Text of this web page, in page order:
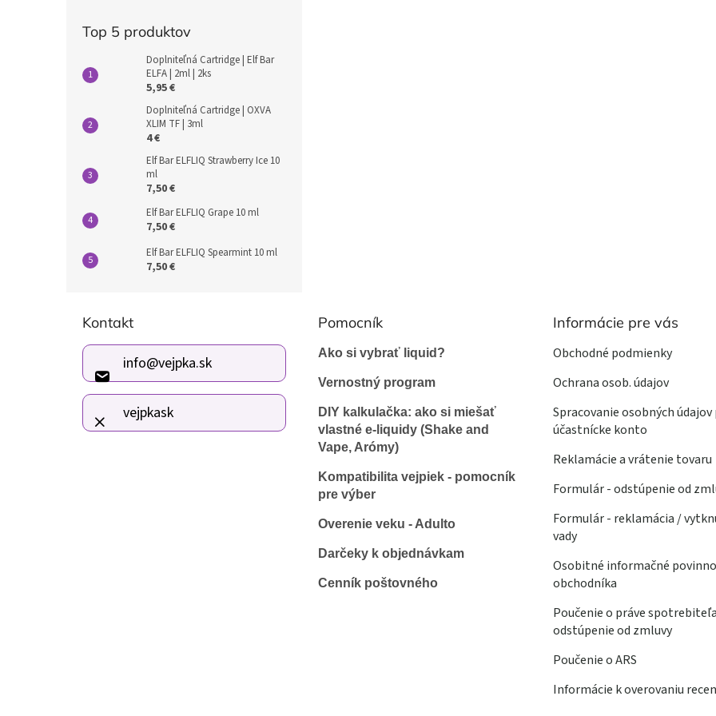
Top 5 produktov
Doplniteľná Cartridge | Elf Bar
ELFA | 2ml | 2ks
5,95 €
Doplniteľná Cartridge | OXVA
XLIM TF | 3ml
4 €
Elf Bar ELFLIQ Strawberry Ice 10
ml
7,50 €
Elf Bar ELFLIQ Grape 10 ml
7,50 €
Elf Bar ELFLIQ Spearmint 10 ml
7,50 €
Kontakt
info@vejpka.sk
vejpkask
Pomocník
Ako si vybrať liquid?
Vernostný program
DIY kalkulačka: ako si miešať
vlastné e-liquidy (Shake and
Vape, Arómy)
Kompatibilita vejpiek - pomocník
pre výber
Overenie veku - Adulto
Darčeky k objednávkam
Cenník poštovného
Informácie pre vás
Obchodné podmienky
Ochrana osob. údajov
Spracovanie osobných údajov
účastnícke konto
Reklamácie a vrátenie tovaru
Formulár - odstúpenie od
Formulár - reklamácia /
vady
Osobitné informačné
obchodníka
Poučenie o práve
odstúpenie od zmluvy
Poučenie o ARS
Informácie k overovaniu